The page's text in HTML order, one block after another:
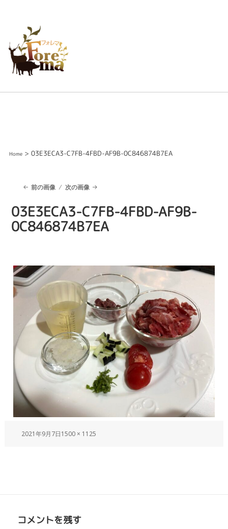
Home> 03E3ECA3-C7FB-4FBD-AF9B-0C846874B7EA
前の画像 次の画像
03E3ECA3-C7FB-4FBD-AF9B-
0C846874B7EA
2021年9月7日1500 × 1125
コメントを残す